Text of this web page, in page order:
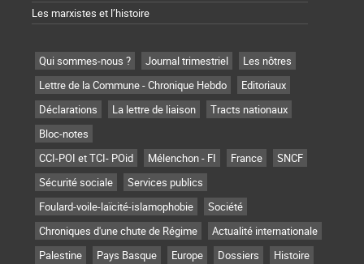
Les marxistes et l’histoire
Qui sommes-nous ? Journal trimestriel
Les nôtres
Lettre de la Commune - Chronique Hebdo
Editoriaux
Déclarations
La lettre de liaison
Tracts nationaux
Bloc-notes
CCI-POI et TCI- POid
Mélenchon - FI France
SNCF
Sécurité sociale
Services publics
Foulard-voile-laïcité-islamophobie
Société
Chroniques d'une chute de Régime
Actualité internationale
Palestine
Pays Basque Europe Dossiers
Histoire